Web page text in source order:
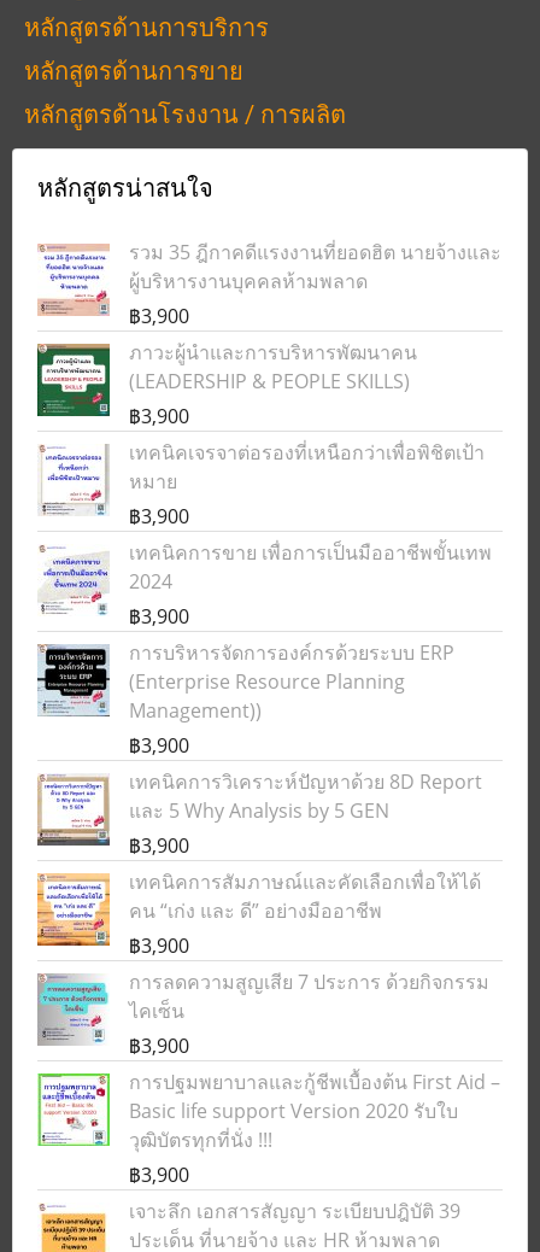
หลักสูตรด้านการบริการ
หลักสูตรด้านการขาย
หลักสูตรด้านโรงงาน / การผลิต
หลักสูตรน่าสนใจ
รวม 35 ฎีกาคดีแรงงานที่ยอดฮิต นายจ้างและ
ผู้บริหารงานบุคคลห้ามพลาด
฿3,900
ภาวะผู้นำและการบริหารพัฒนาคน
(LEADERSHIP & PEOPLE SKILLS)
฿3,900
เทคนิคเจรจาต่อรองที่เหนือกว่าเพื่อพิชิตเป้า
หมาย
฿3,900
เทคนิคการขาย เพื่อการเป็นมืออาชีพขั้นเทพ
2024
฿3,900
การบริหารจัดการองค์กรด้วยระบบ ERP
(Enterprise Resource Planning
Management))
฿3,900
เทคนิคการวิเคราะห์ปัญหาด้วย 8D Report
และ 5 Why Analysis by 5 GEN
฿3,900
เทคนิคการสัมภาษณ์และคัดเลือกเพื่อให้ได้
คน “เก่ง และ ดี” อย่างมืออาชีพ
฿3,900
การลดความสูญเสีย 7 ประการ ด้วยกิจกรรม
ไคเซ็น
฿3,900
การปฐมพยาบาลและกู้ชีพเบื้องต้น First Aid –
Basic life support Version 2020 รับใบ
วุฒิบัตรทุกที่นั่ง !!!
฿3,900
เจาะลึก เอกสารสัญญา ระเบียบปฎิบัติ 39
ประเด็น ที่นายจ้าง และ HR ห้ามพลาด